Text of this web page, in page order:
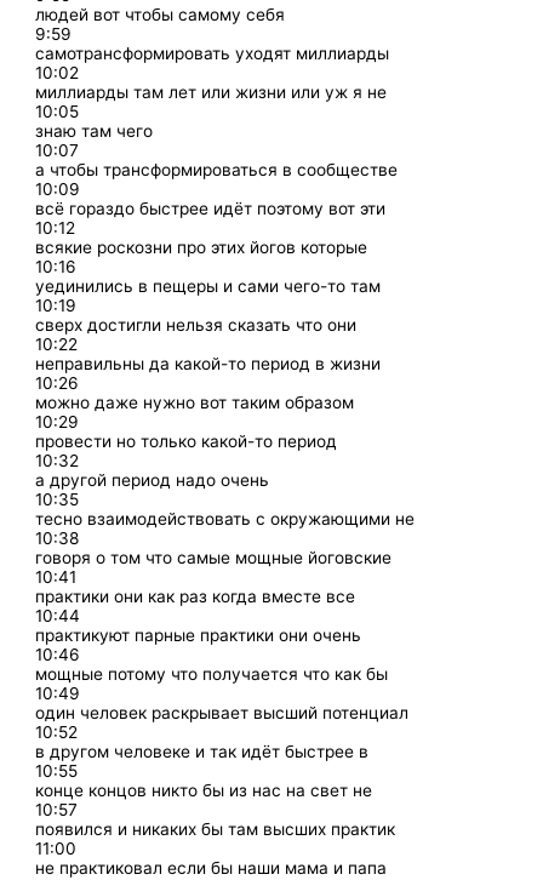
людей вот чтобы самому себя
9:59
самотрансформировать уходят миллиарды
10:02
миллиарды там лет или жизни или уж я не
10:05
знаю там чего
10:07
а чтобы трансформироваться в сообществе
10:09
всё гораздо быстрее идёт поэтому вот эти
10:12
всякие роскозни про этих йогов которые
10:16
уединились в пещеры и сами чего-то там
10:19
сверх достигли нельзя сказать что они
10:22
неправильны да какой-то период в жизни
10:26
можно даже нужно вот таким образом
10:29
провести но только какой-то период
10:32
а другой период надо очень
10:35
тесно взаимодействовать с окружающими не
10:38
говоря о том что самые мощные йоговские
10:41
практики они как раз когда вместе все
10:44
практикуют парные практики они очень
10:46
мощные потому что получается что как бы
10:49
один человек раскрывает высший потенциал
10:52
в другом человеке и так идёт быстрее в
10:55
конце концов никто бы из нас на свет не
10:57
появился и никаких бы там высших практик
11:00
не практиковал если бы наши мама и папа